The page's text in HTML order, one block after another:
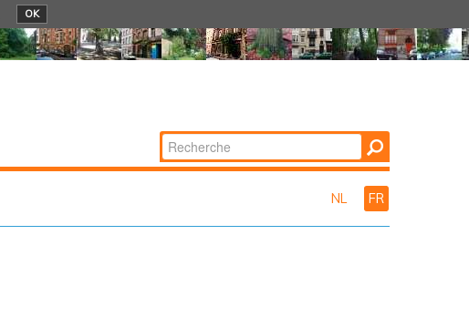
OK
Chercher par
Recherche
NL FR